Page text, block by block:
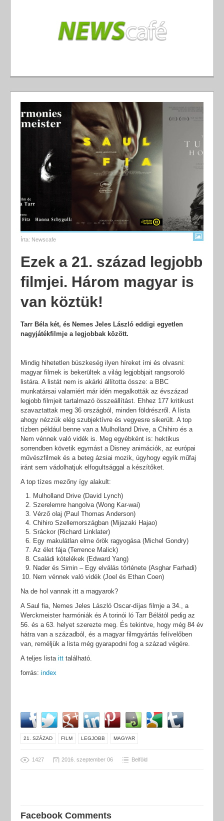
Írta: Newscafe
Ezek a 21. század legjobb
filmjei. Három magyar is
van köztük!
Tarr Béla két, és Nemes Jeles László eddigi egyetlen
nagyjátékfilmje a legjobbak között.
Mindig hihetetlen büszkeség ilyen híreket írni és olvasni:
magyar filmek is bekerültek a világ legjobbjait rangsoroló
listára. A listát nem is akárki állította össze: a BBC
munkatársai valamiért már idén megalkották az évszázad
legjobb filmjeit tartalmazó összeállítást. Ehhez 177 kritikust
szavaztattak meg 36 országból, minden földrészről. A lista
ahogy nézzük elég szubjektívre és vegyesre sikerült. A top
tízben például benne van a Mulholland Drive, a Chihiro és a
Nem vénnek való vidék is. Meg egyébként is: hektikus
sorrendben követik egymást a Disney animációk, az európai
művészfilmek és a beteg ázsiai mozik, úgyhogy egyik műfaj
iránt sem vádolhatjuk elfogultsággal a készítőket.
A top tízes mezőny így alakult:
Mulholland Drive (David Lynch)
Szerelemre hangolva (Wong Kar-wai)
Vérző olaj (Paul Thomas Anderson)
Chihiro Szellemországban (Mijazaki Hajao)
Sráckor (Richard Linklater)
Egy makulátlan elme örök ragyogása (Michel Gondry)
Az élet fája (Terrence Malick)
Családi kötelékek (Edward Yang)
Nader és Simin – Egy elválás története (Asghar Farhadi)
Nem vénnek való vidék (Joel és Ethan Coen)
Na de hol vannak itt a magyarok?
A Saul fia, Nemes Jeles László Oscar-díjas filmje a 34., a
Werckmeister harmóniák és A torinói ló Tarr Bélától pedig az
56. és a 63. helyet szerezte meg. És tekintve, hogy még 84 év
hátra van a századból, és a magyar filmgyártás felívelőben
van, reméljük a lista még gyarapodni fog a század végére.
A teljes lista itt található.
forrás: index
21. SZÁZAD FILM LEGJOBB MAGYAR
1427 2016. szeptember 06 Belföld
Facebook Comments